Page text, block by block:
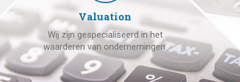
Valuation
Wij zijn gespecialiseerd in het
waarderen van ondernemingen.